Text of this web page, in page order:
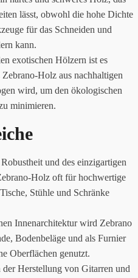
lässt, obwohl die hohe Dichte
für das Schneiden und
kann.
exotischen Hölzern ist es
Holz aus nachhaltigen
wird, um den ökologischen
minimieren.
und des einzigartigen
Holz oft für hochwertige
Stühle und Schränke
Innenarchitektur wird Zebrano
Bodenbeläge und als Furnier
Oberflächen genutzt.
der Herstellung von Gitarren und